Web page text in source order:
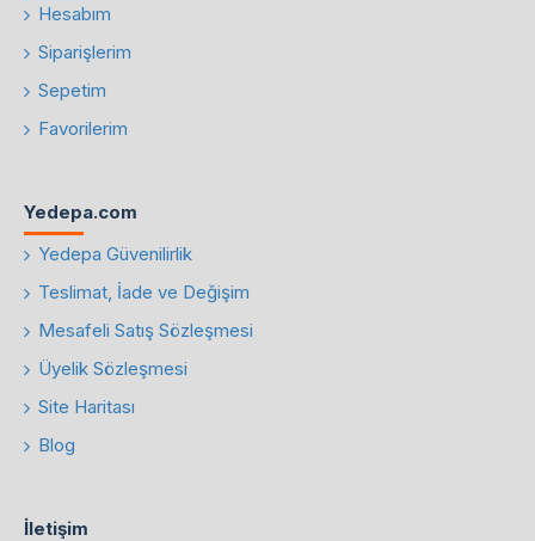
Hesabım
Siparişlerim
Sepetim
Favorilerim
Yedepa.com
Yedepa Güvenilirlik
Teslimat, İade ve Değişim
Mesafeli Satış Sözleşmesi
Üyelik Sözleşmesi
Site Haritası
Blog
İletişim